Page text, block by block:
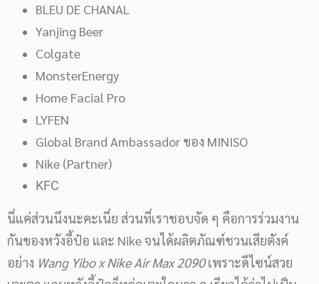
BLEU DE CHANAL
Yanjing Beer
Colgate
MonsterEnergy
Home Facial Pro
LYFEN
Global Brand Ambassador ของ MINISO
Nike (Partner)
KFC
นี่แค่ส่วนนึงนะคะเนี่ย ส่วนที่เราชอบจัด ๆ คือการร่วมงาน
กันของหวังอี้ป๋อ และ Nike จนได้ผลิตภัณฑ์ชวนเสียตังค์
อย่าง Wang Yibo x Nike Air Max 2090เพราะดีไซน์สวย